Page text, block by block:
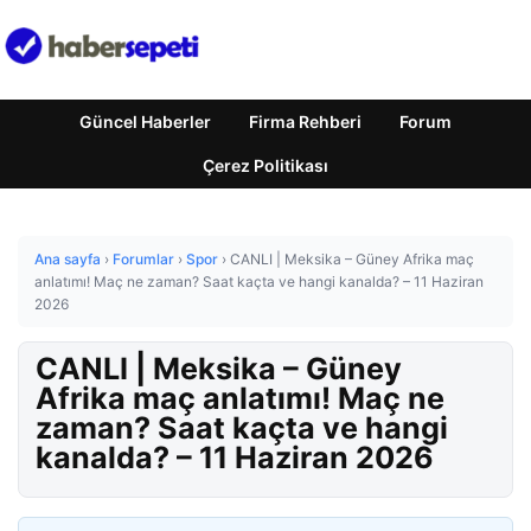
Güncel Haberler Firma Rehberi Forum
Çerez Politikası
Ana sayfa › Forumlar › Spor › CANLI | Meksika – Güney Afrika maç
anlatımı! Maç ne zaman? Saat kaçta ve hangi kanalda? – 11 Haziran
2026
CANLI | Meksika – Güney
Afrika maç anlatımı! Maç ne
zaman? Saat kaçta ve hangi
kanalda? – 11 Haziran 2026